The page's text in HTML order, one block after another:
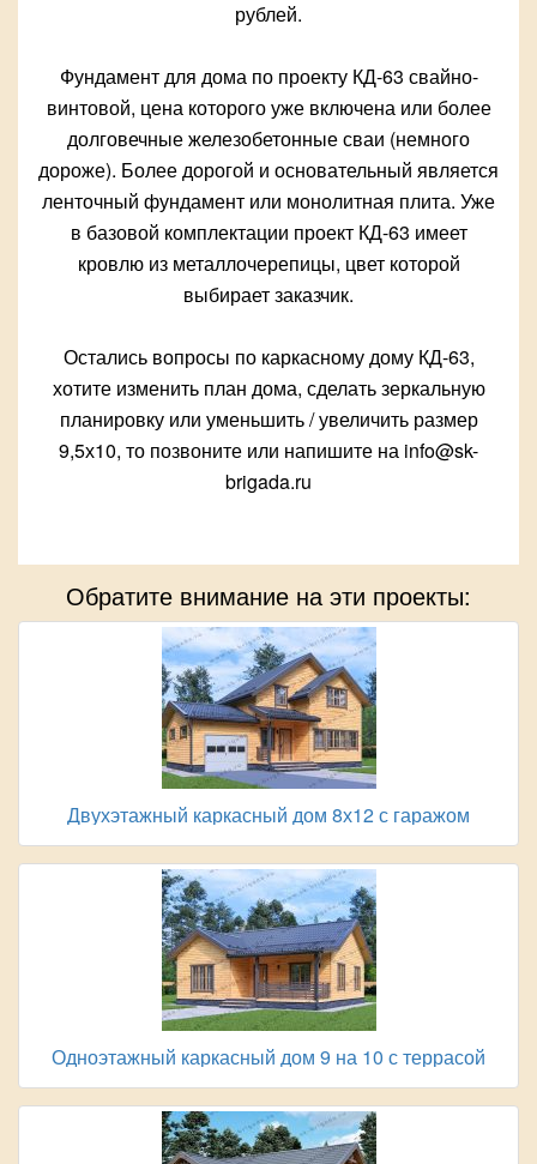
рублей.
Фундамент для дома по проекту КД-63 свайно-
винтовой, цена которого уже включена или более
долговечные железобетонные сваи (немного
дороже). Более дорогой и основательный является
ленточный фундамент или монолитная плита. Уже
в базовой комплектации проект КД-63 имеет
кровлю из металлочерепицы, цвет которой
выбирает заказчик.
Остались вопросы по каркасному дому КД-63,
хотите изменить план дома, сделать зеркальную
планировку или уменьшить / увеличить размер
9,5х10, то позвоните или напишите на info@sk-
brigada.ru
Обратите внимание на эти проекты:
Двухэтажный каркасный дом 8х12 с гаражом
Одноэтажный каркасный дом 9 на 10 с террасой